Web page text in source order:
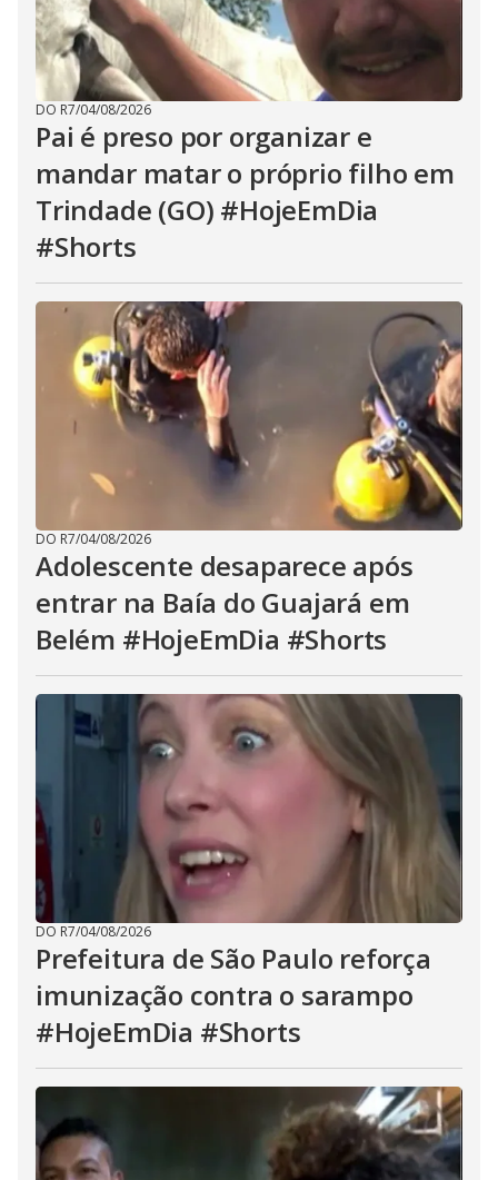
DO R7/04/08/2026
Pai é preso por organizar e
mandar matar o próprio filho em
Trindade (GO) #HojeEmDia
#Shorts
DO R7/04/08/2026
Adolescente desaparece após
entrar na Baía do Guajará em
Belém #HojeEmDia #Shorts
DO R7/04/08/2026
Prefeitura de São Paulo reforça
imunização contra o sarampo
#HojeEmDia #Shorts